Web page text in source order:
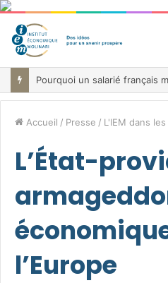
Accueil / Presse / L'IEM dans
L’État-
l’Europe